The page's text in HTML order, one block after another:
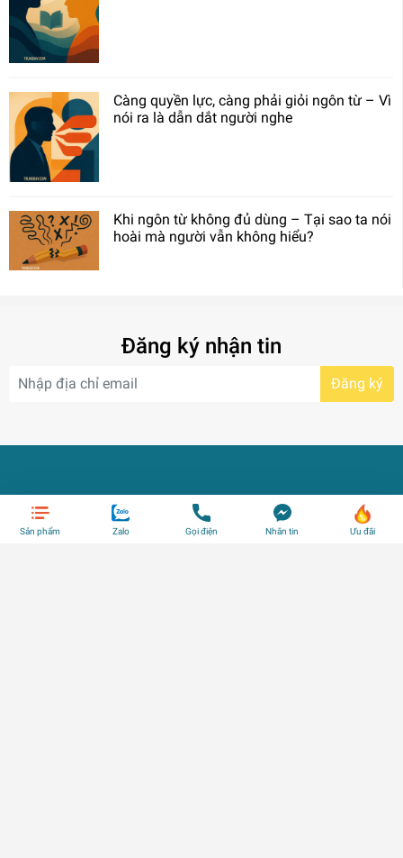
Càng quyền lực, càng phải giỏi ngôn từ – Vì
nói ra là dẫn dắt người nghe
Khi ngôn từ không đủ dùng – Tại sao ta nói
hoài mà người vẫn không hiểu?
Đăng ký nhận tin
Đăng ký
Sản phẩm Zalo Gọi điện Nhắn tin Ưu đãi